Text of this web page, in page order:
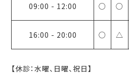
09:00 - 12:00 ○ ○
16:00 - 20:00 ○ △
【休診：水曜、日曜、祝日】